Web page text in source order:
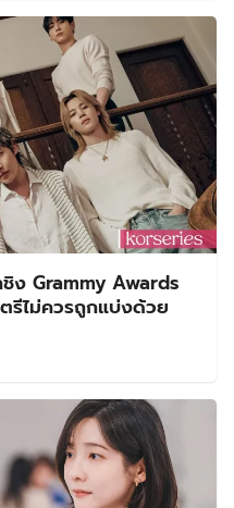
ชิง Grammy Awards
ไม่ควรถูกแบ่งด้วย